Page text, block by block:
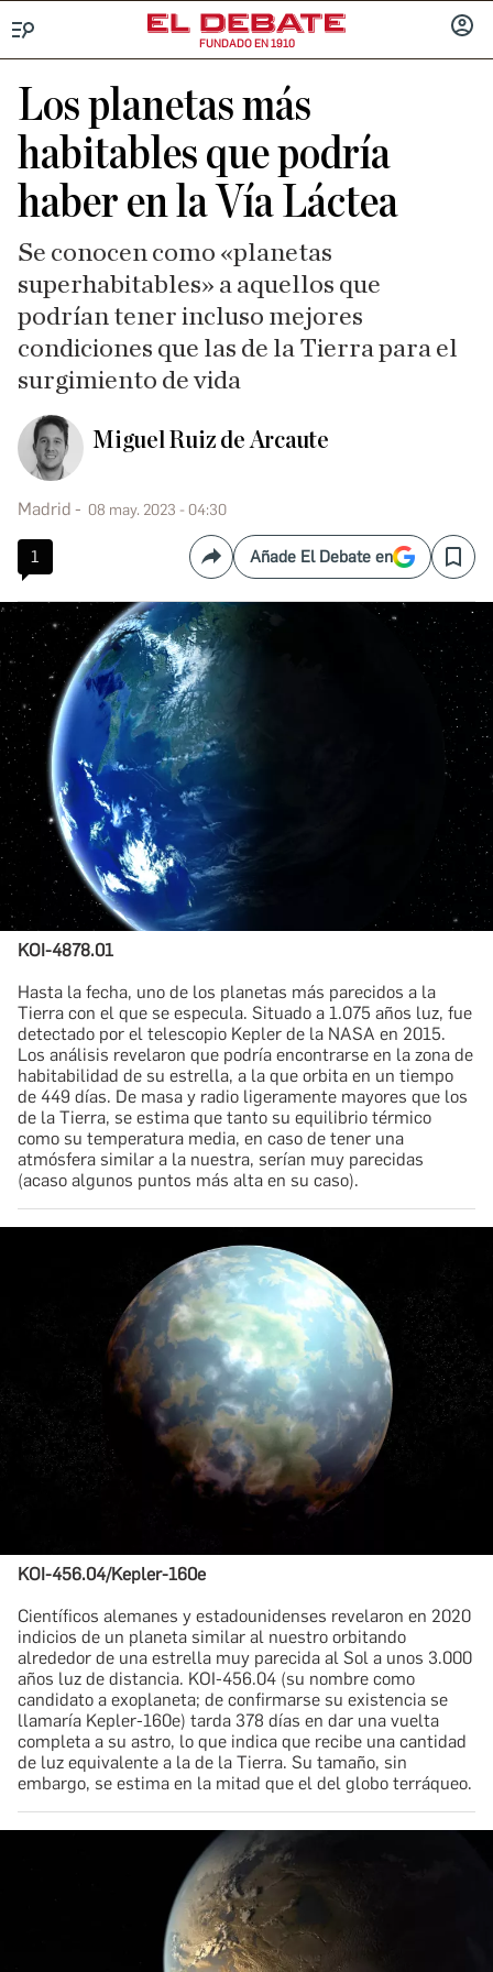
FUNDADO EN 1910
Los planetas más
habitables que podría
haber en la Vía Láctea
Se conocen como «planetas
superhabitables» a aquellos que
podrían tener incluso mejores
condiciones que las de la Tierra para el
surgimiento de vida
Miguel Ruiz de Arcaute
Madrid 08 may. 2023 - 04:30
1 CompartirAñade El Debate en Save
KOI-4878.01
​Hasta la fecha, uno de los planetas más parecidos a la
Tierra con el que se especula. Situado a 1.075 años luz, fue
detectado por el telescopio Kepler de la NASA en 2015.
Los análisis revelaron que podría encontrarse en la zona de
habitabilidad de su estrella, a la que orbita en un tiempo
de 449 días. De masa y radio ligeramente mayores que los
de la Tierra, se estima que tanto su equilibrio térmico
como su temperatura media, en caso de tener una
atmósfera similar a la nuestra, serían muy parecidas
(acaso algunos puntos más alta en su caso).
KOI-456.04/Kepler-160e
​Científicos alemanes y estadounidenses revelaron en 2020
indicios de un planeta similar al nuestro orbitando
alrededor de una estrella muy parecida al Sol a unos 3.000
años luz de distancia. KOI-456.04 (su nombre como
candidato a exoplaneta; de confirmarse su existencia se
llamaría Kepler-160e) tarda 378 días en dar una vuelta
completa a su astro, lo que indica que recibe una cantidad
de luz equivalente a la de la Tierra. Su tamaño, sin
embargo, se estima en la mitad que el del globo terráqueo.